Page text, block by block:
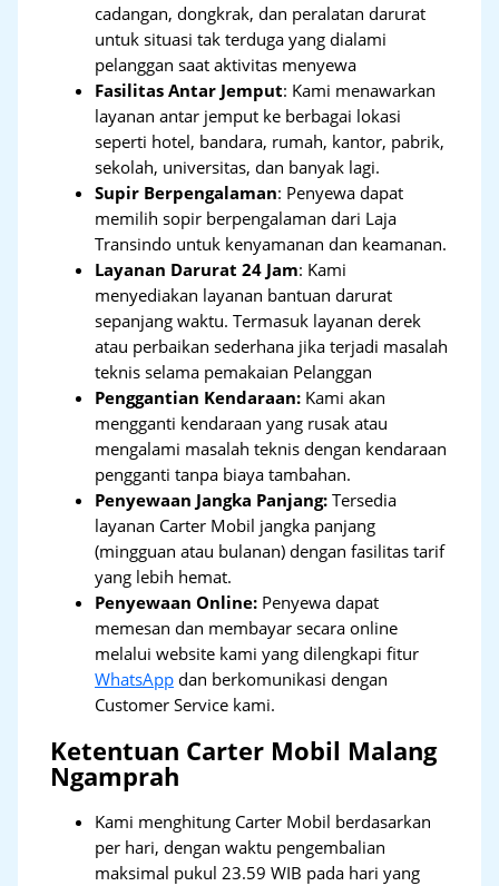
cadangan, dongkrak, dan peralatan darurat
untuk situasi tak terduga yang dialami
pelanggan saat aktivitas menyewa
Fasilitas Antar Jemput: Kami menawarkan
layanan antar jemput ke berbagai lokasi
seperti hotel, bandara, rumah, kantor, pabrik,
sekolah, universitas, dan banyak lagi.
Supir Berpengalaman: Penyewa dapat
memilih sopir berpengalaman dari Laja
Transindo untuk kenyamanan dan keamanan.
Layanan Darurat 24 Jam: Kami
menyediakan layanan bantuan darurat
sepanjang waktu. Termasuk layanan derek
atau perbaikan sederhana jika terjadi masalah
teknis selama pemakaian Pelanggan
Penggantian Kendaraan: Kami akan
mengganti kendaraan yang rusak atau
mengalami masalah teknis dengan kendaraan
pengganti tanpa biaya tambahan.
Penyewaan Jangka Panjang: Tersedia
layanan Carter Mobil jangka panjang
(mingguan atau bulanan) dengan fasilitas tarif
yang lebih hemat.
Penyewaan Online: Penyewa dapat
memesan dan membayar secara online
melalui website kami yang dilengkapi fitur
WhatsApp dan berkomunikasi dengan
Customer Service kami.
Ketentuan Carter Mobil Malang
Ngamprah
Kami menghitung Carter Mobil berdasarkan
per hari, dengan waktu pengembalian
maksimal pukul 23.59 WIB pada hari yang